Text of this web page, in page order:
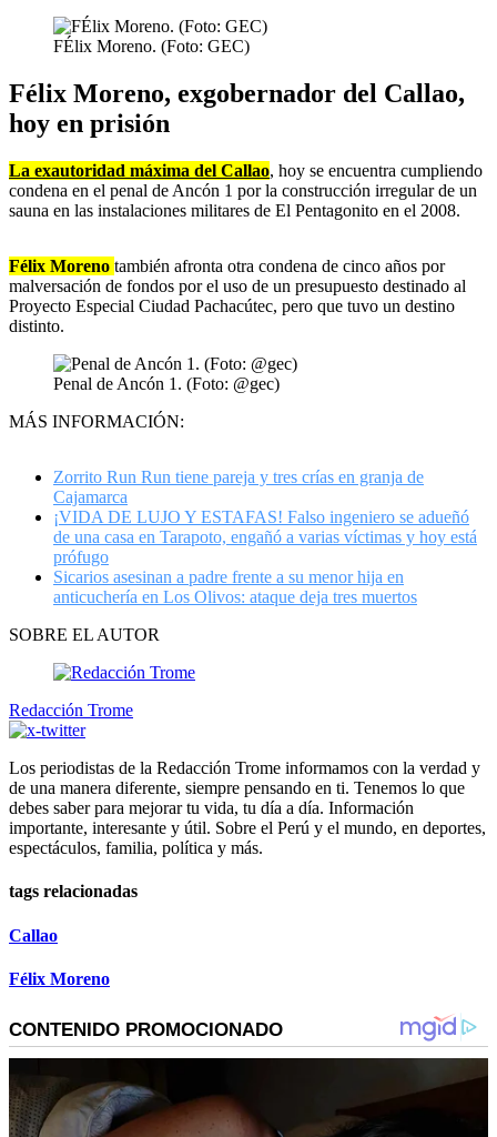
FÉlix Moreno. (Foto: GEC)
Félix Moreno, exgobernador del Callao,
hoy en prisión
La exautoridad máxima del Callao, hoy se encuentra cumpliendo
condena en el penal de Ancón 1 por la construcción irregular de un
sauna en las instalaciones militares de El Pentagonito en el 2008.
Félix Moreno también afronta otra condena de cinco años por
malversación de fondos por el uso de un presupuesto destinado al
Proyecto Especial Ciudad Pachacútec, pero que tuvo un destino
distinto.
Penal de Ancón 1. (Foto: @gec)
MÁS INFORMACIÓN:
Zorrito Run Run tiene pareja y tres crías en granja de
Cajamarca
¡VIDA DE LUJO Y ESTAFAS! Falso ingeniero se adueñó
de una casa en Tarapoto, engañó a varias víctimas y hoy está
prófugo
Sicarios asesinan a padre frente a su menor hija en
anticuchería en Los Olivos: ataque deja tres muertos
SOBRE EL AUTOR
Redacción Trome
Los periodistas de la Redacción Trome informamos con la verdad y
de una manera diferente, siempre pensando en ti. Tenemos lo que
debes saber para mejorar tu vida, tu día a día. Información
importante, interesante y útil. Sobre el Perú y el mundo, en deportes,
espectáculos, familia, política y más.
tags relacionadas
Callao
Félix Moreno